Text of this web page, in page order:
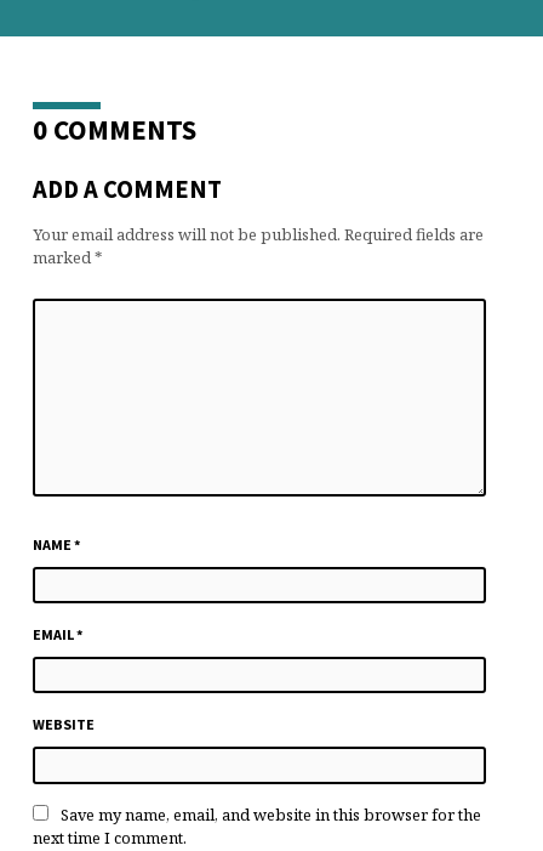
0 COMMENTS
ADD A COMMENT
Your email address will not be published. Required fields are
marked *
NAME *
EMAIL*
WEBSITE
Save my name, email, and website in this browser for the
next time I comment.